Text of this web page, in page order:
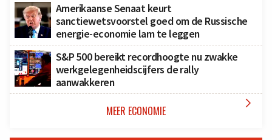
Amerikaanse Senaat keurt
sanctiewetsvoorstel goed om de Russische
energie-economie lam te leggen
S&P 500 bereikt recordhoogte nu zwakke
werkgelegenheidscijfers de rally
aanwakkeren
MEER ECONOMIE 